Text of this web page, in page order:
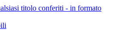
titolo conferiti - in formato